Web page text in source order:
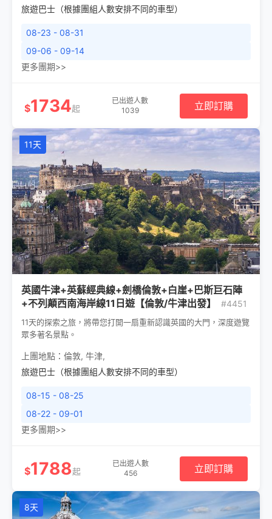
旅遊巴士（根據團組人數安排不同的車型）
08-23 - 08-31
09-06 - 09-14
更多團期>>
$1734起
已出遊人數
1039
立即訂購
11天
英國牛津+英蘇經典線+劍橋倫敦+白崖+巴斯巨石陣
+不列顛西南海岸線11日遊【倫敦/牛津出發】
#4451
11天的探索之旅，將帶您打開一扇重新認識英國的大門，深度遊覽
眾多著名景點。
上團地點： 倫敦, 牛津,
旅遊巴士（根據團組人數安排不同的車型）
08-15 - 08-25
08-22 - 09-01
更多團期>>
$1788起
已出遊人數
456
立即訂購
8天